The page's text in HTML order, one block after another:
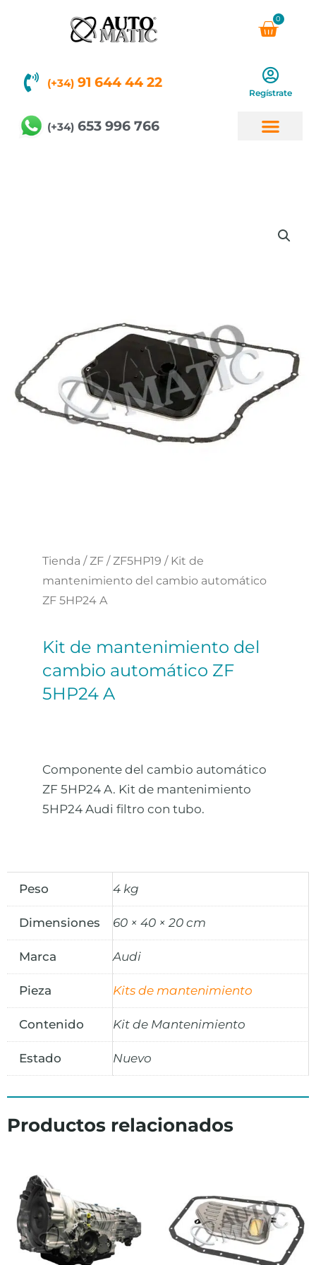
0
(+34) 91 644 44 22
Regístrate
(+34) 653 996 766
Tienda / ZF / ZF5HP19 / Kit de
mantenimiento del cambio automático
ZF 5HP24 A
Kit de mantenimiento del
cambio automático ZF
5HP24 A
Componente del cambio automático
ZF 5HP24 A. Kit de mantenimiento
5HP24 Audi filtro con tubo.
Peso 4 kg
Dimensiones 60 × 40 × 20 cm
Marca Audi
Pieza Kits de mantenimiento
Contenido Kit de Mantenimiento
Estado Nuevo
Productos relacionados